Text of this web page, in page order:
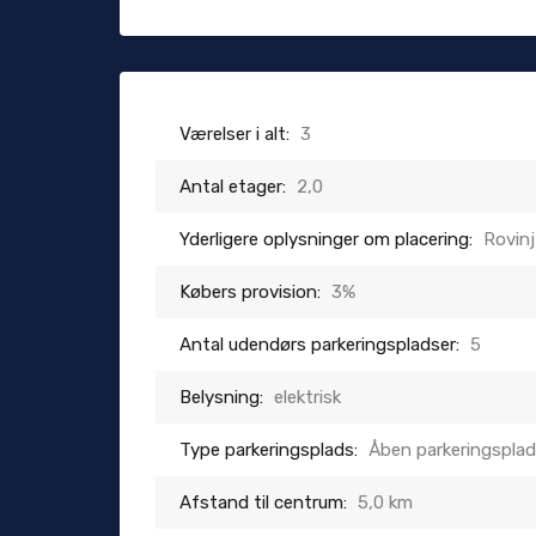
Værelser i alt: 3
Antal etager: 2,0
Yderligere oplysninger om placering: Rovinj
Købers provision: 3%
Antal udendørs parkeringspladser: 5
Belysning: elektrisk
Type parkeringsplads: Åben
Afstand til centrum: 5,0 km